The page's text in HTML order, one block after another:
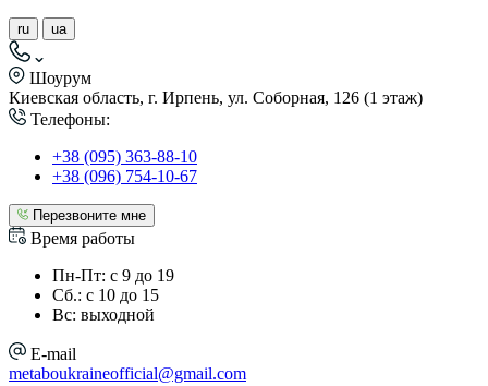
ru ua
Шоурум
Киевская область, г. Ирпень, ул. Соборная, 126 (1 этаж)
Телефоны:
+38 (095) 363-88-10
+38 (096) 754-10-67
Перезвоните мне
Время работы
Пн-Пт: с 9 до 19
Сб.: с 10 до 15
Вс: выходной
E-mail
metaboukraineofficial@gmail.com